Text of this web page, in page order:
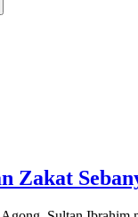
Zakat